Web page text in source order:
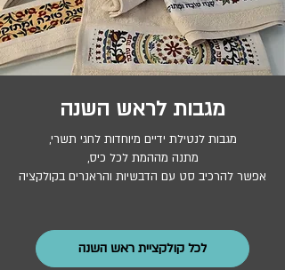
מגבות לראש השנה
מגבות לנטילת ידיים מיוחדות לחגי תשרי,
מתנה מההמת לכל כיס,
אפשר להרכיב סט עם הדבשיות והראנרים בקולקציה
לכל קולקציית ראש השנה